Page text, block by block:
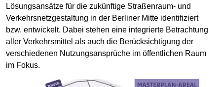
Lösungsansätze für die zukünftige Straßenraum- und
Verkehrsnetzgestaltung in der Berliner Mitte identifiziert
bzw. entwickelt. Dabei stehen eine integrierte Betrachtung
aller Verkehrsmittel als auch die Berücksichtigung der
verschiedenen Nutzungsansprüche im öffentlichen Raum
im Fokus.